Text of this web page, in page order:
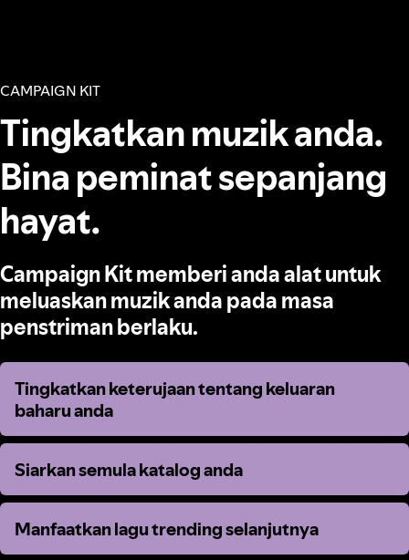
CAMPAIGN KIT
Tingkatkan muzik anda.
Bina peminat sepanjang
hayat.
Campaign Kit memberi anda alat untuk
meluaskan muzik anda pada masa
penstriman berlaku.
Tingkatkan keterujaan tentang keluaran
baharu anda
Tingkatkan keterujaan tentang keluaran
baharu anda
Siarkan semula katalog anda
Siarkan semula katalog anda
Manfaatkan lagu trending selanjutnya
Manfaatkan lagu trending selanjutnya